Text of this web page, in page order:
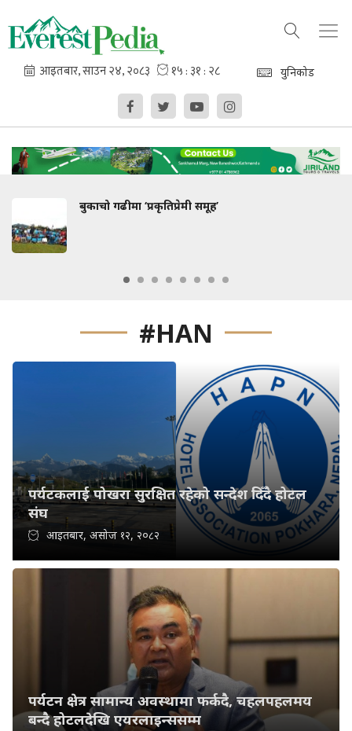
युनिकोड
बुकाचो गढीमा ‘प्रकृतिप्रेमी समूह’
#HAN
पर्यटकलाई पोखरा सुरक्षित रहेको सन्देश दिँदै होटल
संघ
आइतबार, असोज १२, २०८२
पर्यटन क्षेत्र सामान्य अवस्थामा फर्कदै, चहलपहलमय
बन्दै होटलदेखि एयरलाइन्ससम्म